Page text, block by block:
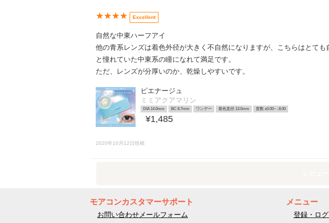
★★★★ Excellent
自然な中東ハーフアイ
他の青系レンズは着色外径が大きく不自然になりますが、こちらはとて
と憧れていた中東系の瞳になれて満足です。
ただ、レンズが分厚いのか、乾燥しやすいです。
ピエナージュ
ミミアクアマリン
DIA 14.0mm BC 8.7mm ワンデー 着色直径 13.0mm 度数 ±0.00~ -8.00
¥1,485
2020年10月12日投稿
モアコンカスタマーサポート
お問い合わせメールフォーム
メニュー
登録・ロ